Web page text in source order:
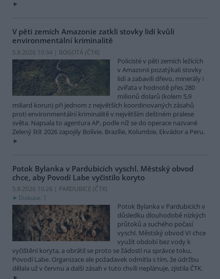
V pěti zemích Amazonie zatkli stovky lidí kvůli
environmentální kriminalitě
5.8.2026 10:34 | BOGOTÁ (ČTK)
Policisté v pěti zemích ležících
v Amazonii pozatýkali stovky
lidí a zabavili dřevo, minerály i
zvířata v hodnotě přes 280
milionů dolarů (kolem 5,9
miliard korun) při jednom z největších koordinovaných zásahů
proti environmentální kriminalitě v největším deštném pralese
světa. Napsala to agentura AP, podle níž se do operace nazvané
Zelený štít 2026 zapojily Bolívie, Brazílie, Kolumbie, Ekvádor a Peru.
Potok Bylanka v Pardubicích vyschl. Městský obvod
chce, aby Povodí Labe vyčistilo koryto
5.8.2026 10:26 | PARDUBICE (ČTK)
Diskuse: 1
Potok Bylanka v Pardubicích v
důsledku dlouhodobě nízkých
průtoků a suchého počasí
vyschl. Městský obvod VI chce
využít období bez vody k
vyčištění koryta, a obrátil se proto se žádostí na správce toku,
Povodí Labe. Organizace ale požadavek odmítla s tím, že údržbu
dělala už v červnu a další zásah v tuto chvíli neplánuje, zjistila ČTK.